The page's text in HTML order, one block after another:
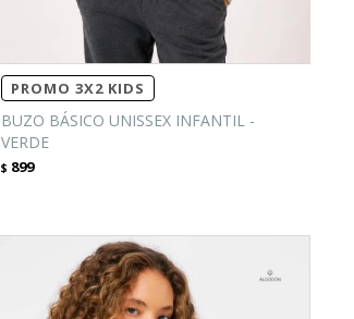
PROMO 3X2 KIDS
BUZO BÁSICO UNISSEX INFANTIL -
VERDE
$ 899